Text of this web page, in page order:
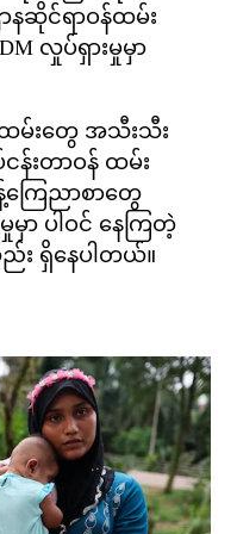
နဆိုင်ရာဝန်ထမ်း
လှုပ်ရှားမှုမှာ
မ်းတွေ အသီးသီး
းတာဝန် ထမ်း
ကြေညာစာတွေ
ာ ပါဝင် နေကြတဲ့
း ရှိနေပါတယ်။